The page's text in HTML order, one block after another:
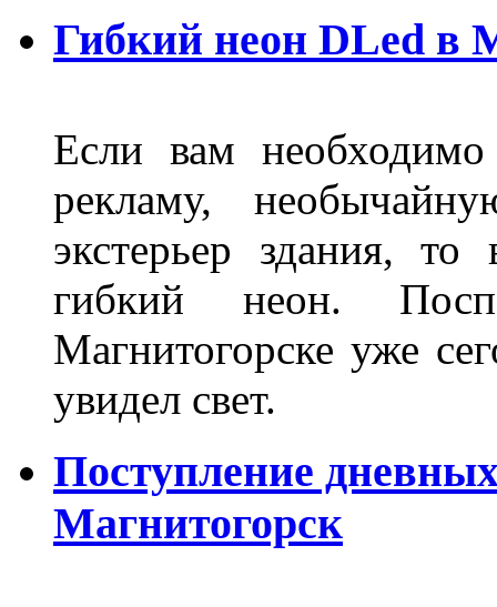
Гибкий неон DLed в
Если вам
рекламу,
экстерьер здания,
гибкий неон.
Магнитогорске уже
увидел свет.
Поступление
Магнитогорск